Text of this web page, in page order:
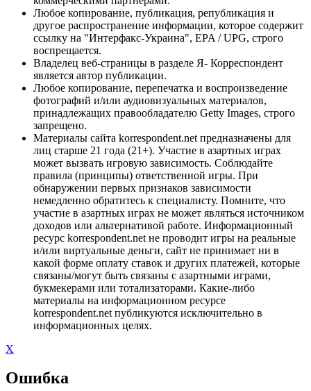
Любое копирование, публикация, републикация и
другое распространение информации, которое содержит
ссылку на "Интерфакс-Украина", EPA / UPG, строго
воспрещается.
Владелец веб-страницы в разделе Я- Корреспондент
является автор публикации.
Любое копирование, перепечатка и воспроизведение
фотографий и/или аудиовизуальных материалов,
принадлежащих правообладателю Getty Images, строго
запрещено.
Материалы сайта korrespondent.net предназначены для
лиц старше 21 года (21+). Участие в азартных играх
может вызвать игровую зависимость. Соблюдайте
правила (принципы) ответственной игры. При
обнаружении первых признаков зависимости
немедленно обратитесь к специалисту. Помните, что
участие в азартных играх не может являться источником
доходов или альтернативой работе. Информационный
ресурс korrespondent.net не проводит игры на реальные
и/или виртуальные деньги, сайт не принимает ни в
какой форме оплату ставок и других платежей, которые
связаны/могут быть связаны с азартными играми,
букмекерами или тотализаторами. Какие-либо
материалы на информационном ресурсе
korrespondent.net публикуются исключительно в
информационных целях.
X
Ошибка